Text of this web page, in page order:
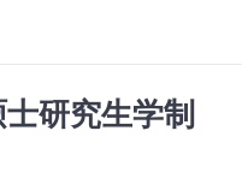
研究生学制